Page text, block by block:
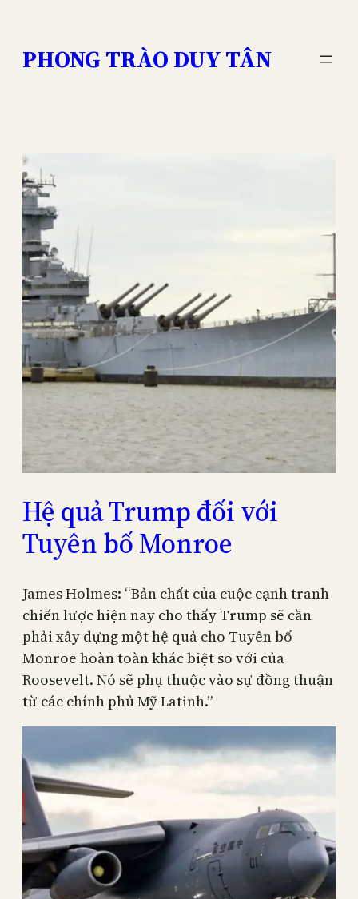
content
PHONG TRÀO DUY TÂN
Hệ quả Trump đối với
Tuyên bố Monroe
James Holmes: “Bản chất của cuộc cạnh tranh
chiến lược hiện nay cho thấy Trump sẽ cần
phải xây dựng một hệ quả cho Tuyên bố
Monroe hoàn toàn khác biệt so với của
Roosevelt. Nó sẽ phụ thuộc vào sự đồng thuận
từ các chính phủ Mỹ Latinh.”